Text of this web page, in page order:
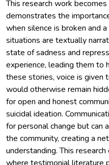
This research work
demonstrates the
when silence is broken and
situations are textually
state of sadness and
experience, leading them to
these stories, voice is given
would otherwise remain
for open and honest
suicidal ideation.
for personal change but can
the community, creating a
understanding. This